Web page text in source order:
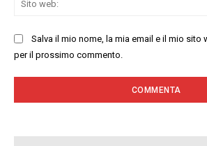
Salva il mio nome, la mia email e il mio
per il prossimo commento.